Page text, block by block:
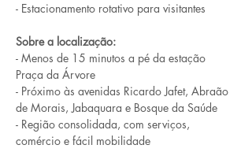
- Estacionamento rotativo para visitantes
Sobre a localização:
- Menos de 15 minutos a pé da estação
Praça da Árvore
- Próximo às avenidas Ricardo Jafet, Abraão
de Morais, Jabaquara e Bosque da Saúde
- Região consolidada, com serviços,
comércio e fácil mobilidade